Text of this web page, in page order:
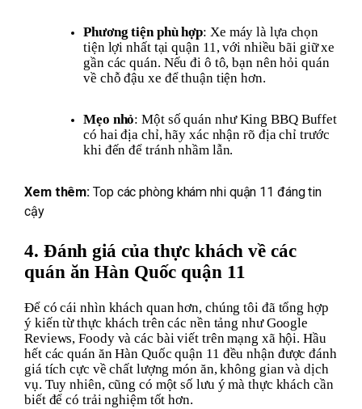
Phương tiện phù hợp: Xe máy là lựa chọn
tiện lợi nhất tại quận 11, với nhiều bãi giữ xe
gần các quán. Nếu đi ô tô, bạn nên hỏi quán
về chỗ đậu xe để thuận tiện hơn.
Mẹo nhỏ: Một số quán như King BBQ Buffet
có hai địa chỉ, hãy xác nhận rõ địa chỉ trước
khi đến để tránh nhầm lẫn.
Xem thêm: Top các phòng khám nhi quận 11 đáng tin
cậy
4. Đánh giá của thực khách về các
quán ăn Hàn Quốc quận 11
Để có cái nhìn khách quan hơn, chúng tôi đã tổng hợp
ý kiến từ thực khách trên các nền tảng như Google
Reviews, Foody và các bài viết trên mạng xã hội. Hầu
hết các quán ăn Hàn Quốc quận 11 đều nhận được đánh
giá tích cực về chất lượng món ăn, không gian và dịch
vụ. Tuy nhiên, cũng có một số lưu ý mà thực khách cần
biết để có trải nghiệm tốt hơn.